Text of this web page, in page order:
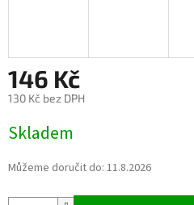
146 Kč
130 Kč bez DPH
cena:
Skladem
Můžeme doručit do: 11.8.2026